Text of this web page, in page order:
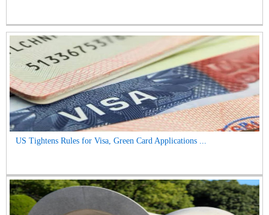
US Tightens Rules for Visa, Green Card Applications ...